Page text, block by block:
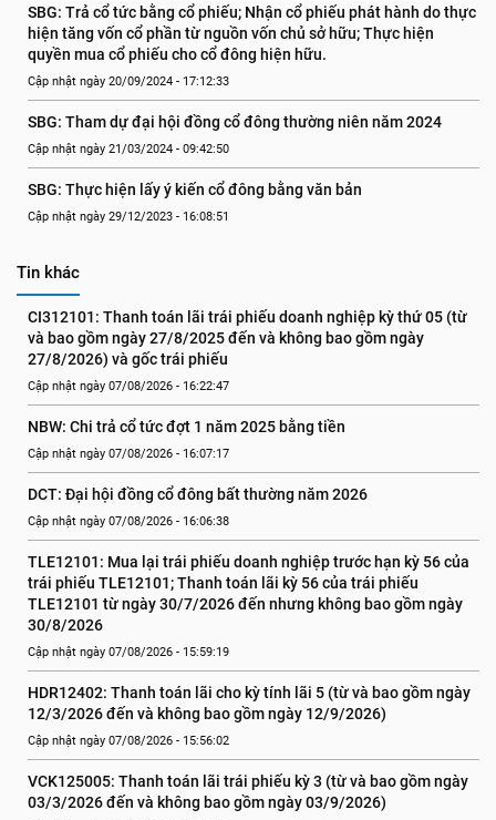
SBG: Trả cổ tức bằng cổ phiếu; Nhận cổ phiếu phát hành do thực
hiện tăng vốn cổ phần từ nguồn vốn chủ sở hữu; Thực hiện
quyền mua cổ phiếu cho cổ đông hiện hữu.
Cập nhật ngày 20/09/2024 - 17:12:33
SBG: Tham dự đại hội đồng cổ đông thường niên năm 2024
Cập nhật ngày 21/03/2024 - 09:42:50
SBG: Thực hiện lấy ý kiến cổ đông bằng văn bản
Cập nhật ngày 29/12/2023 - 16:08:51
Tin khác
CI312101: Thanh toán lãi trái phiếu doanh nghiệp kỳ thứ 05 (từ
và bao gồm ngày 27/8/2025 đến và không bao gồm ngày
27/8/2026) và gốc trái phiếu
Cập nhật ngày 07/08/2026 - 16:22:47
NBW: Chi trả cổ tức đợt 1 năm 2025 bằng tiền
Cập nhật ngày 07/08/2026 - 16:07:17
DCT: Đại hội đồng cổ đông bất thường năm 2026
Cập nhật ngày 07/08/2026 - 16:06:38
TLE12101: Mua lại trái phiếu doanh nghiệp trước hạn kỳ 56 của
trái phiếu TLE12101; Thanh toán lãi kỳ 56 của trái phiếu
TLE12101 từ ngày 30/7/2026 đến nhưng không bao gồm ngày
30/8/2026
Cập nhật ngày 07/08/2026 - 15:59:19
HDR12402: Thanh toán lãi cho kỳ tính lãi 5 (từ và bao gồm ngày
12/3/2026 đến và không bao gồm ngày 12/9/2026)
Cập nhật ngày 07/08/2026 - 15:56:02
VCK125005: Thanh toán lãi trái phiếu kỳ 3 (từ và bao gồm ngày
03/3/2026 đến và không bao gồm ngày 03/9/2026)